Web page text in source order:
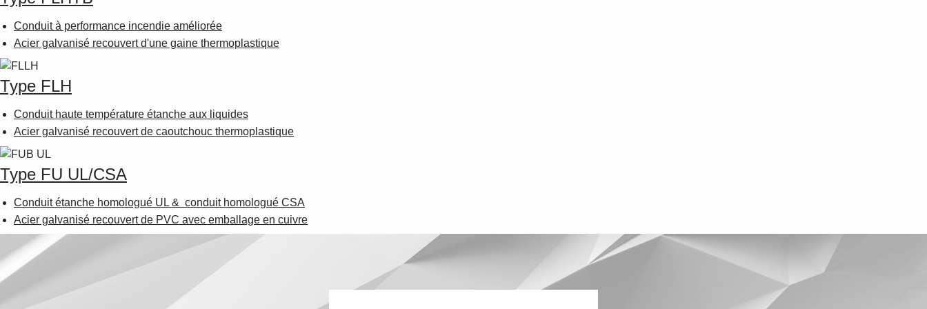
Conduit à performance incendie améliorée
Acier galvanisé recouvert d'une gaine thermoplastique
Type FLH
Conduit haute température étanche aux liquides
Acier galvanisé recouvert de caoutchouc thermoplastique
Type FU UL/CSA
Conduit étanche homologué UL & conduit homologué CSA
Acier galvanisé recouvert de PVC avec emballage en cuivre